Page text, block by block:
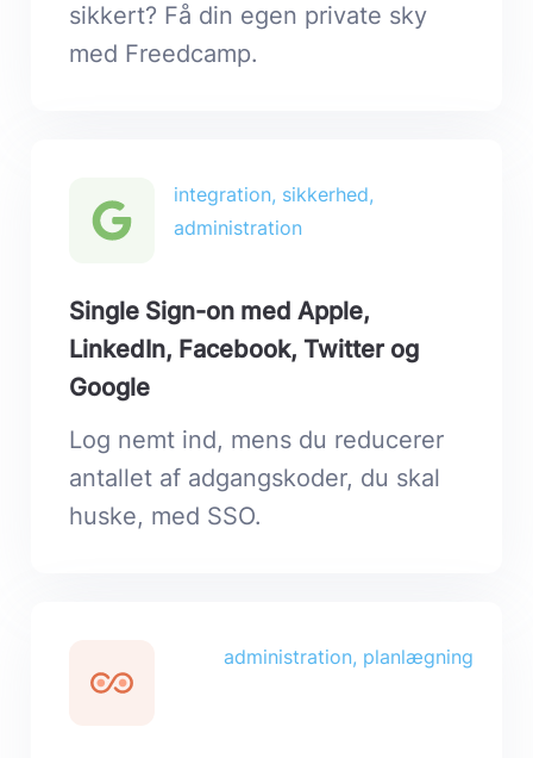
sikkert? Få din egen private sky
med Freedcamp.
integration, sikkerhed,
administration
Single Sign-on med Apple,
LinkedIn, Facebook, Twitter og
Google
Log nemt ind, mens du reducerer
antallet af adgangskoder, du skal
huske, med SSO.
administration, planlægning